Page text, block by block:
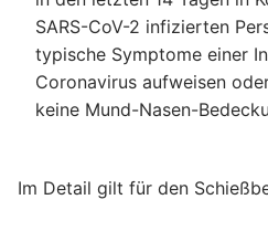
SARS-CoV-2 infizierten
typische Symptome einer
Coronavirus aufweisen
keine Mund-Nasen-
Im Detail gilt für den